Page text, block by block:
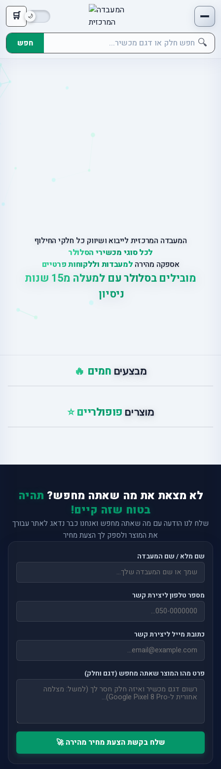
🛒
🔍 חפש
המעבדה המרכזית לייבוא ושיווק כל חלקי החילוף
לכל סוגי מכשירי הסלולר
אספקה מהירה למעבדות וללקוחות פרטיים
מוביליםבסלולרעם למעלה מ 15 שנות
ניסיון
מבצעים חמים 🔥
מוצרים פופולריים ⭐
לא מצאת את מה שאתה מחפש? תהיה
בטוח שזה קיים!
שלח לנו הודעה עם מה שאתה מחפש ואנחנו כבר נדאג לאתר עבורך
את המוצר ולספק לך הצעת מחיר
שם מלא / שם המעבדה
מספר טלפון ליצירת קשר
כתובת מייל ליצירת קשר
פרט מהו המוצר שאתה מחפש (דגם וחלק)
שלח בקשת הצעת מחיר מהירה 🚀